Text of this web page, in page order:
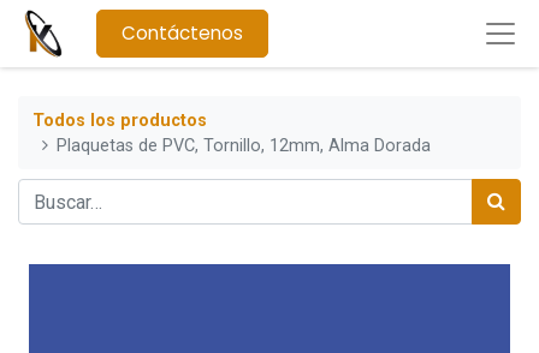
Contáctenos
Todos los productos
Plaquetas de PVC, Tornillo, 12mm, Alma Dorada